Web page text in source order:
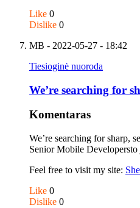
Like 0
Dislike 0
MB - 2022-05-27 - 18:42
Tiesioginė nuoroda
We’re searching for
Komentaras
We’re searching for sharp,
Senior Mobile
Feel free to visit my site:
Like 0
Dislike 0